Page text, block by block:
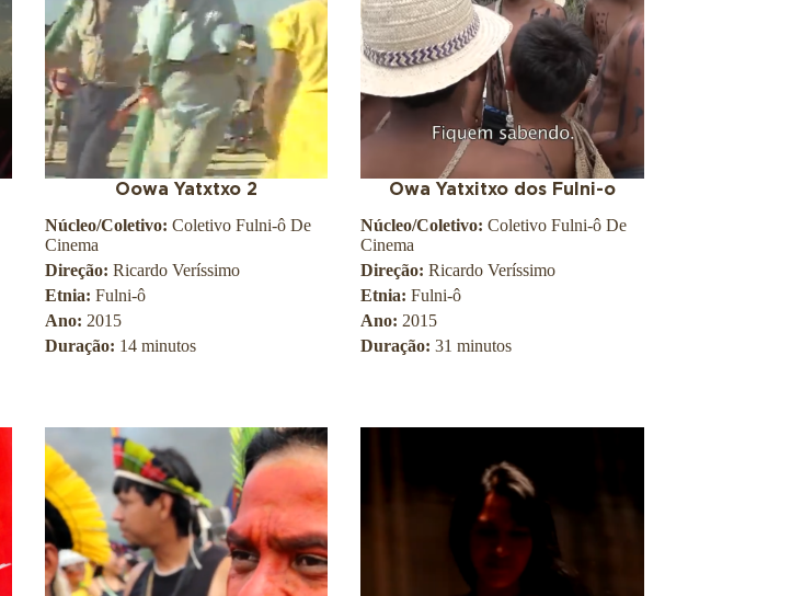
Oowa Yatxtxo 2
Núcleo/Coletivo:Coletivo Fulni-ô De
Cinema
Direção:Ricardo Veríssimo
Etnia:Fulni-ô
Ano: 2015
Duração: 14 minutos
Owa Yatxitxo dos Fulni-o
Núcleo/Coletivo:Coletivo Fulni-ô De
Cinema
Direção:Ricardo Veríssimo
Etnia:Fulni-ô
Ano: 2015
Duração:31 minutos